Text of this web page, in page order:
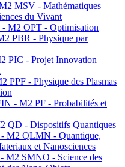
MSV - Mathématiques
du Vivant
M2 OPT - Optimisation
PBR - Physique par
PIC - Projet Innovation
PPF - Physique des Plasmas
- M2 PF - Probabilités et
QD - Dispositifs Quantiques
M2 QLMN - Quantique,
et Nanosciences
M2 SMNO - Science des